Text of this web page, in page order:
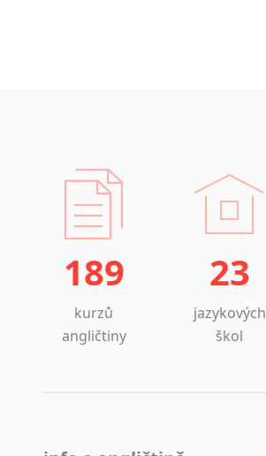
189
kurzů
angličtiny
23
jazykových
škol